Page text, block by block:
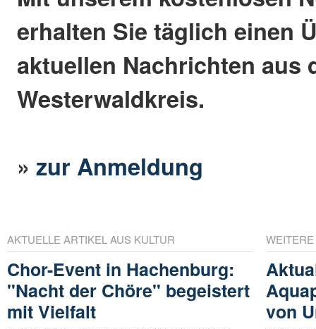
erhalten Sie täglich einen
aktuellen Nachrichten aus
Westerwaldkreis.
»zur Anmeldung
AKTUELLE ARTIKEL AUS KULTUR
Chor-Event in Hachenburg:
"Nacht der Chöre" begeistert
mit Vielfalt
von